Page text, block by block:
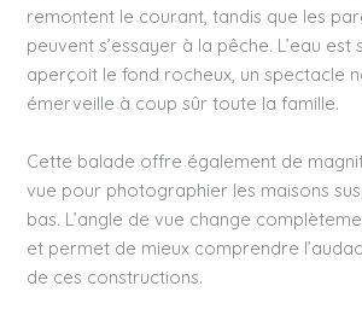
remontent le courant, tandis que les
peuvent s’essayer à la pêche. L’eau est
aperçoit le fond rocheux, un spectacle
émerveille à coup sûr toute la famille.
Cette balade offre également de
vue pour photographier les maisons
bas. L’angle de vue change
et permet de mieux comprendre
de ces constructions.